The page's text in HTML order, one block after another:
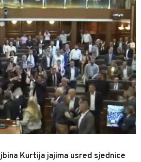
Kurtija jajima usred sjednice